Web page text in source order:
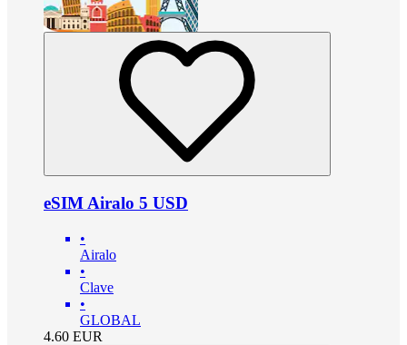
eSIM Airalo 5 USD
•
Airalo
•
Clave
•
GLOBAL
4.60 EUR